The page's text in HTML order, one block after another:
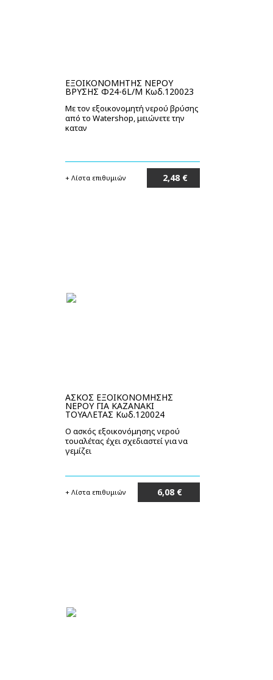
ΕΞΟΙΚΟΝΟΜΗΤΗΣ ΝΕΡΟΥ
ΒΡΥΣΗΣ Φ24-6L/M Κωδ.120023
Με τον εξοικονομητή νερού βρύσης
από το Watershop, μειώνετε την
καταν
+ Λίστα επιθυμιών 2,48 €
ΑΣΚΟΣ ΕΞΟΙΚΟΝΟΜΗΣΗΣ
ΝΕΡΟΥ ΓΙΑ ΚΑΖΑΝΑΚΙ
ΤΟΥΑΛΕΤΑΣ Κωδ.120024
Ο ασκός εξοικονόμησης νερού
τουαλέτας έχει σχεδιαστεί για να
γεμίζει
+ Λίστα επιθυμιών 6,08 €